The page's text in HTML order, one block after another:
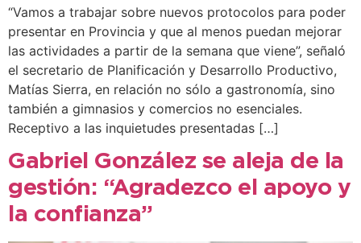
“Vamos a trabajar sobre nuevos protocolos para poder
presentar en Provincia y que al menos puedan mejorar
las actividades a partir de la semana que viene”, señaló
el secretario de Planificación y Desarrollo Productivo,
Matías Sierra, en relación no sólo a gastronomía, sino
también a gimnasios y comercios no esenciales.
Receptivo a las inquietudes presentadas […]
Gabriel González se aleja de la
gestión: “Agradezco el apoyo y
la confianza”